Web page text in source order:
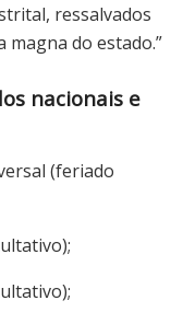
ressalvados
magna do estado.”
nacionais e
(feriado